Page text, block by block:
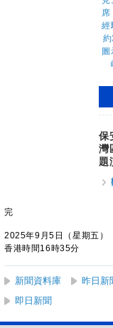
保
灣
題
完
2025年9月5日（星期五）
香港時間16時35分
新聞資料庫 昨日新
即日新聞